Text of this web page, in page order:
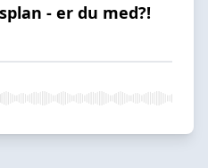
- er du med?!